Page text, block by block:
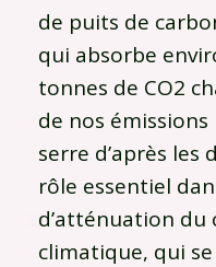
de puits de
qui absorbe
tonnes de CO2
de nos
serre d’après les
rôle essentiel
d’atténuation du
climatique, qui